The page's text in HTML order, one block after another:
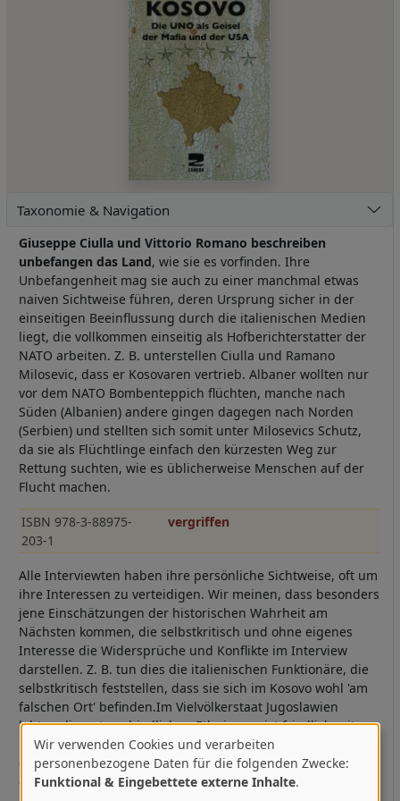
Taxonomie & Navigation
Giuseppe Ciulla und Vittorio Romano beschreiben
unbefangen das Land, wie sie es vorfinden. Ihre
Unbefangenheit mag sie auch zu einer manchmal etwas
naiven Sichtweise führen, deren Ursprung sicher in der
einseitigen Beeinflussung durch die italienischen Medien
liegt, die vollkommen einseitig als Hofberichterstatter der
NATO arbeiten. Z. B. unterstellen Ciulla und Ramano
Milosevic, dass er Kosovaren vertrieb. Albaner wollten nur
vor dem NATO Bombenteppich flüchten, manche nach
Süden (Albanien) andere gingen dagegen nach Norden
(Serbien) und stellten sich somit unter Milosevics Schutz,
da sie als Flüchtlinge einfach den kürzesten Weg zur
Rettung suchten, wie es üblicherweise Menschen auf der
Flucht machen.
ISBN 978-3-88975-
203-1
vergriffen
Alle Interviewten haben ihre persönliche Sichtweise, oft um
ihre Interessen zu verteidigen. Wir meinen, dass besonders
jene Einschätzungen der historischen Wahrheit am
Nächsten kommen, die selbstkritisch und ohne eigenes
Interesse die Widersprüche und Konflikte im Interview
darstellen. Z. B. tun dies die italienischen Funktionäre, die
selbstkritisch feststellen, dass sie sich im Kosovo wohl 'am
falschen Ort' befinden.Im Vielvölkerstaat Jugoslawien
lebten die unterschiedlichen Ethnien meist friedlich mit-
und auch nebeneinander. Natürlich machte ein Serbe seine
groben Scherze über einen Albaner und umgekehrt sowie
ein Bayer über einen Preußen. Ein Kroate reiste ohne
Verwendung
von
Wir verwenden Cookies und verarbeiten
personenbezogene Daten für die folgenden Zwecke:
Funktional & Eingebettete externe Inhalte.